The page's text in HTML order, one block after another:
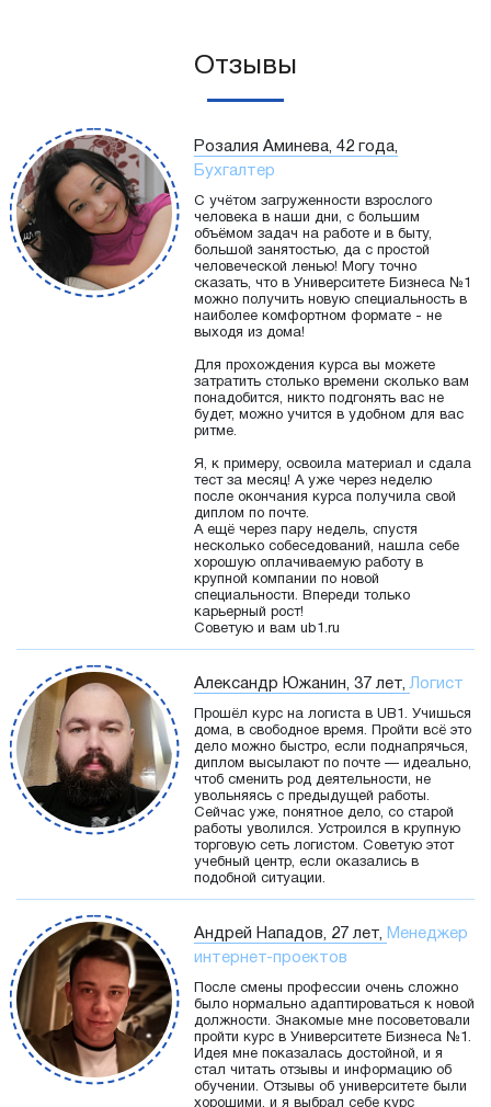
Отзывы
Розалия Аминева, 42 года,
Бухгалтер
С учётом загруженности взрослого
человека в наши дни, с большим
объёмом задач на работе и в быту,
большой занятостью, да с простой
человеческой ленью! Могу точно
сказать, что в Университете Бизнеса №1
можно получить новую специальность в
наиболее комфортном формате - не
выходя из дома!
Для прохождения курса вы можете
затратить столько времени сколько вам
понадобится, никто подгонять вас не
будет, можно учится в удобном для вас
ритме.
Я, к примеру, освоила материал и сдала
тест за месяц! А уже через неделю
после окончания курса получила свой
диплом по почте.
А ещё через пару недель, спустя
несколько собеседований, нашла себе
хорошую оплачиваемую работу в
крупной компании по новой
специальности. Впереди только
карьерный рост!
Советую и вам ub1.ru
Александр Южанин, 37 лет,Логист
Прошёл курс на логиста в UB1. Учишься
дома, в свободное время. Пройти всё это
дело можно быстро, если поднапрячься,
диплом высылают по почте — идеально,
чтоб сменить род деятельности, не
увольняясь с предыдущей работы.
Сейчас уже, понятное дело, со старой
работы уволился. Устроился в крупную
торговую сеть логистом. Советую этот
учебный центр, если оказались в
подобной ситуации.
Андрей Нападов, 27 лет, Менеджер
интернет-проектов
После смены профессии очень сложно
было нормально адаптироваться к новой
должности. Знакомые мне посоветовали
пройти курс в Университете Бизнеса №1.
Идея мне показалась достойной, и я
стал читать отзывы и информацию об
обучении. Отзывы об университете были
хорошими, и я выбрал себе курс